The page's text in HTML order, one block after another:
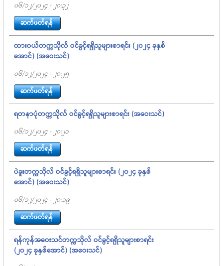
06/12/2024 - 20:32
ဆက်ဖတ်ရန်
ထားဝယ်တက္ကသိုလ် ဝင်ခွင့်ရရှိသူများစာရင်း (၂၀၂၄ ခုနှစ်
အောင်) (အဝေးသင်)
06/12/2024 - 20:25
ဆက်ဖတ်ရန်
ရတနာပုံတက္ကသိုလ် ဝင်ခွင့်ရရှိသူများစာရင်း (အဝေးသင်)
06/12/2024 - 20:21
ဆက်ဖတ်ရန်
ပဲခူးတက္ကသိုလ် ဝင်ခွင့်ရရှိသူများစာရင်း (၂၀၂၄ ခုနှစ်
အောင်) (အဝေးသင်)
06/12/2024 - 20:19
ဆက်ဖတ်ရန်
ရန်ကုန်အဝေးသင်တက္ကသိုလ် ဝင်ခွင့်ရရှိသူများစာရင်း
(၂၀၂၄ ခုနှစ်အောင်) (အဝေးသင်)